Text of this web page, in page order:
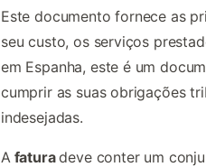
Este documento fornece as
seu custo, os serviços
em Espanha, este é um
cumprir as suas obrigações
indesejadas.
Afaturadeve conter um